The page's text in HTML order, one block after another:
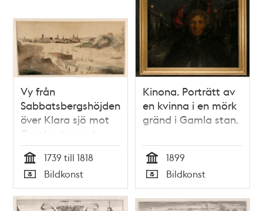
Vy från
Sabbatsbergshöjden
över Klara sjö mot
Gamla stan och
Kungsholmen
Tid
1739 till 1818
Typ
Bildkonst
Kinona. Porträtt av
en kvinna i en mörk
gränd i Gamla stan.
Tid
1899
Typ
Bildkonst